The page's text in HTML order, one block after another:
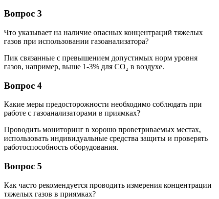
Вопрос 3
Что указывает на наличие опасных концентраций тяжелых
газов при использовании газоанализатора?
Пик связанные с превышением допустимых норм уровня
газов, например, выше 1-3% для СО₂ в воздухе.
Вопрос 4
Какие меры предосторожности необходимо соблюдать при
работе с газоанализаторами в приямках?
Проводить мониторинг в хорошо проветриваемых местах,
использовать индивидуальные средства защиты и проверять
работоспособность оборудования.
Вопрос 5
Как часто рекомендуется проводить измерения концентрации
тяжелых газов в приямках?